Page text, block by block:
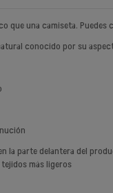
que una camiseta. Puedes
conocido por su
la parte delantera del
más ligeros